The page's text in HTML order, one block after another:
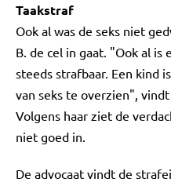
Taakstraf
Ook al was de seks niet
B. de cel in gaat. "Ook al
steeds strafbaar. Een kind
van seks te overzien",
Volgens haar ziet de
niet goed in.
De advocaat vindt de